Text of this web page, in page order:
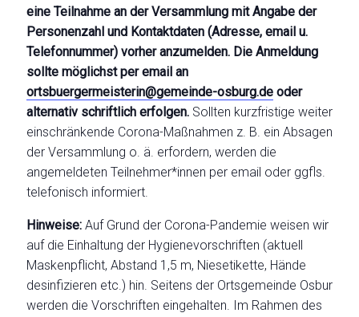
eine Teilnahme an der Versammlung mit Angabe der
Personenzahl und Kontaktdaten (Adresse, email u.
Telefonnummer) vorher anzumelden. Die Anmeldung
sollte möglichst per email an
ortsbuergermeisterin@gemeinde-osburg.de oder
alternativ schriftlich erfolgen. Sollten kurzfristige weiter
einschränkende Corona-Maßnahmen z. B. ein Absagen
der Versammlung o. ä. erfordern, werden die
angemeldeten Teilnehmer*innen per email oder ggfls.
telefonisch informiert.
Hinweise:Auf Grund der Corona-Pandemie weisen wir
auf die Einhaltung der Hygienevorschriften (aktuell
Maskenpflicht, Abstand 1,5 m, Niesetikette, Hände
desinfizieren etc.) hin. Seitens der Ortsgemeinde Osburg
werden die Vorschriften eingehalten. Im Rahmen des